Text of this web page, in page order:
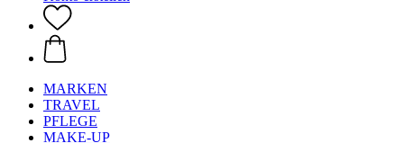
MARKEN
TRAVEL
PFLEGE
MAKE-UP